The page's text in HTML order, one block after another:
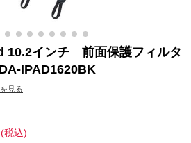
10.2インチ 前面保護フィルタ
IPAD1620BK
見る
(税込)